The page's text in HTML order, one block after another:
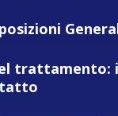
trattamento: